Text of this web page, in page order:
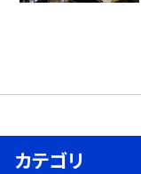
カテゴリ